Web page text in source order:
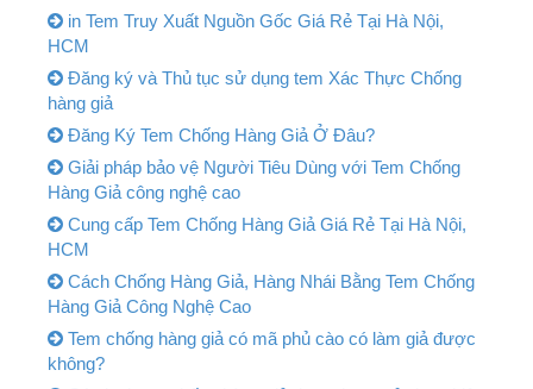
in Tem Truy Xuất Nguồn Gốc Giá Rẻ Tại Hà Nội,
HCM
Đăng ký và Thủ tục sử dụng tem Xác Thực Chống
hàng giả
Đăng Ký Tem Chống Hàng Giả Ở Đâu?
Giải pháp bảo vệ Người Tiêu Dùng với Tem Chống
Hàng Giả công nghệ cao
Cung cấp Tem Chống Hàng Giả Giá Rẻ Tại Hà Nội,
HCM
Cách Chống Hàng Giả, Hàng Nhái Bằng Tem Chống
Hàng Giả Công Nghệ Cao
Tem chống hàng giả có mã phủ cào có làm giả được
không?